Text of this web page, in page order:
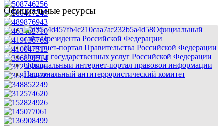
Официальные ресурсы
Официальный
сайт Президента Российской Федерации
Интернет-портал Правительства Российской Федерации
Портал государственных услуг Российской Федерации
Официальный интернет-портал правовой информации
Национальный антитеррористический комитет